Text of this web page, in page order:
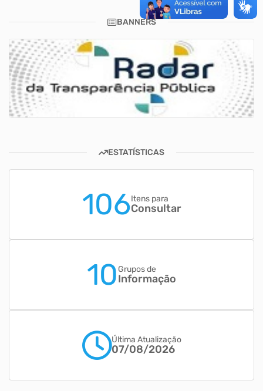
BANNERS
ESTATÍSTICAS
106Itens para
Consultar
10Grupos de
Informação
Última Atualização
07/08/2026